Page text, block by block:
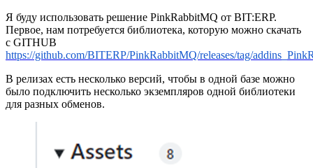
Я буду использовать решение PinkRabbitMQ от BIT:ERP.
Первое, нам потребуется библиотека, которую можно скачать
с GITHUB
https://github.com/BITERP/PinkRabbitMQ/releases/tag/
В релизах есть несколько версий, чтобы в одной базе можно
было подключить несколько экземпляров одной библиотеки
для разных обменов.